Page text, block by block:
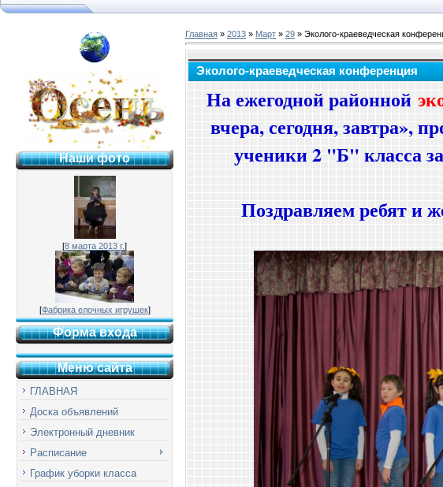
Наши фото
[8 марта 2013 г.]
[Фабрика елочных игрушек]
Форма входа
Меню сайта
ГЛАВНАЯ
Доска объявлений
Электронный дневник
Расписание
График уборки класса
Главная » 2013 » Март » 29 » Эколого-краеведческая
Эколого-краеведческая конференция
На ежегодной районной
вчера, сегодня, завтра»,
ученики 2 "Б" класса
Поздравляем ребят и